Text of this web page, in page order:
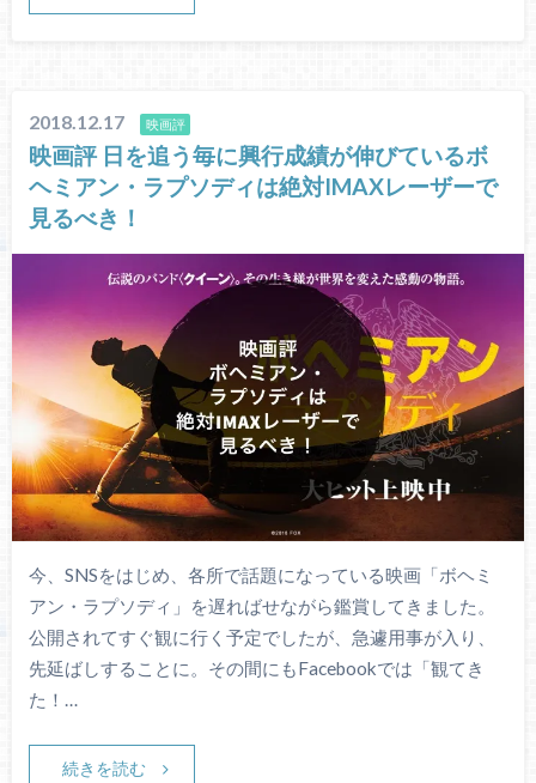
2018.12.17 映画評
映画評 日を追う毎に興行成績が伸びているボ
ヘミアン・ラプソディは絶対IMAXレーザーで
見るべき！
今、SNSをはじめ、各所で話題になっている映画「ボヘミ
アン・ラプソディ」を遅ればせながら鑑賞してきました。
公開されてすぐ観に行く予定でしたが、急遽用事が入り、
先延ばしすることに。その間にもFacebookでは「観てき
た！…
続きを読む